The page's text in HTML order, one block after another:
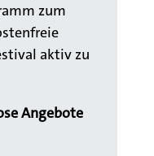
zum
aktiv zu
Angebote